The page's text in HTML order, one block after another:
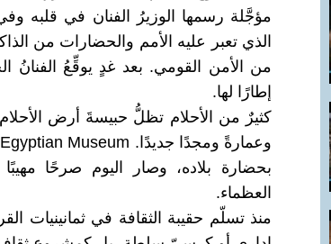
مؤجَّلة رسمها الوزيرُ الفنان في قلبه
الذي تعبر عليه الأمم والحضارات من
من الأمن القومي. بعد غدٍ يوقِّعُ
إطارًا لها.
كثيرٌ من الأحلام تظلُّ حبيسةَ أرض
بحضارة بلاده، وصار اليوم صرحًا مهيبًا
العظماء.
منذ تسلّم حقيبة الثقافة في ثمانينيات